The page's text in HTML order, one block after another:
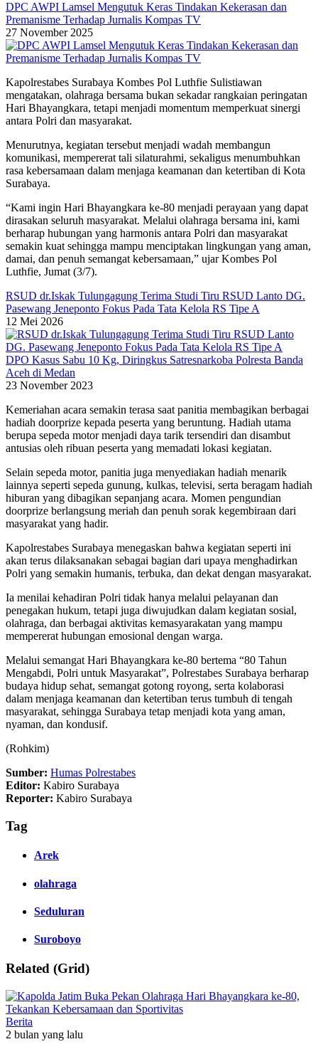
DPC AWPI Lamsel Mengutuk Keras Tindakan Kekerasan dan
Premanisme Terhadap Jurnalis Kompas TV
27 November 2025
Kapolrestabes Surabaya Kombes Pol Luthfie Sulistiawan
mengatakan, olahraga bersama bukan sekadar rangkaian peringatan
Hari Bhayangkara, tetapi menjadi momentum memperkuat sinergi
antara Polri dan masyarakat.
Menurutnya, kegiatan tersebut menjadi wadah membangun
komunikasi, mempererat tali silaturahmi, sekaligus menumbuhkan
rasa kebersamaan dalam menjaga keamanan dan ketertiban di Kota
Surabaya.
“Kami ingin Hari Bhayangkara ke-80 menjadi perayaan yang dapat
dirasakan seluruh masyarakat. Melalui olahraga bersama ini, kami
berharap hubungan yang harmonis antara Polri dan masyarakat
semakin kuat sehingga mampu menciptakan lingkungan yang aman,
damai, dan penuh semangat kebersamaan,” ujar Kombes Pol
Luthfie, Jumat (3/7).
RSUD dr.Iskak Tulungagung Terima Studi Tiru RSUD Lanto DG.
Pasewang Jeneponto Fokus Pada Tata Kelola RS Tipe A
12 Mei 2026
DPO Kasus Sabu 10 Kg, Diringkus Satresnarkoba Polresta Banda
Aceh di Medan
23 November 2023
Kemeriahan acara semakin terasa saat panitia membagikan berbagai
hadiah doorprize kepada peserta yang beruntung. Hadiah utama
berupa sepeda motor menjadi daya tarik tersendiri dan disambut
antusias oleh ribuan peserta yang memadati lokasi kegiatan.
Selain sepeda motor, panitia juga menyediakan hadiah menarik
lainnya seperti sepeda gunung, kulkas, televisi, serta beragam hadiah
hiburan yang dibagikan sepanjang acara. Momen pengundian
doorprize berlangsung meriah dan penuh sorak kegembiraan dari
masyarakat yang hadir.
Kapolrestabes Surabaya menegaskan bahwa kegiatan seperti ini
akan terus dilaksanakan sebagai bagian dari upaya menghadirkan
Polri yang semakin humanis, terbuka, dan dekat dengan masyarakat.
Ia menilai kehadiran Polri tidak hanya melalui pelayanan dan
penegakan hukum, tetapi juga diwujudkan dalam kegiatan sosial,
olahraga, dan berbagai aktivitas kemasyarakatan yang mampu
mempererat hubungan emosional dengan warga.
Melalui semangat Hari Bhayangkara ke-80 bertema “80 Tahun
Mengabdi, Polri untuk Masyarakat”, Polrestabes Surabaya berharap
budaya hidup sehat, semangat gotong royong, serta kolaborasi
dalam menjaga keamanan dan ketertiban terus tumbuh di tengah
masyarakat, sehingga Surabaya tetap menjadi kota yang aman,
nyaman, dan kondusif.
(Rohkim)
Sumber: Humas Polrestabes
Editor: Kabiro Surabaya
Reporter: Kabiro Surabaya
Tag
Arek
olahraga
Seduluran
Suroboyo
Related (Grid)
Berita
2 bulan yang lalu